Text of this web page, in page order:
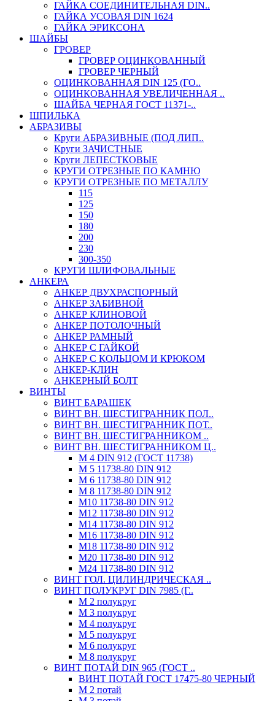
ГАЙКА СОЕДИНИТЕЛЬНАЯ DIN..
ГАЙКА УСОВАЯ DIN 1624
ГАЙКА ЭРИКСОНА
ШАЙБЫ
ГРОВЕР
ГРОВЕР ОЦИНКОВАННЫЙ
ГРОВЕР ЧЕРНЫЙ
ОЦИНКОВАННАЯ DIN 125 (ГО..
ОЦИНКОВАННАЯ УВЕЛИЧЕННАЯ ..
ШАЙБА ЧЕРНАЯ ГОСТ 11371-..
ШПИЛЬКА
АБРАЗИВЫ
Круги АБРАЗИВНЫЕ (ПОД ЛИП..
Круги ЗАЧИСТНЫЕ
Круги ЛЕПЕСТКОВЫЕ
КРУГИ ОТРЕЗНЫЕ ПО КАМНЮ
КРУГИ ОТРЕЗНЫЕ ПО МЕТАЛЛУ
115
125
150
180
200
230
300-350
КРУГИ ШЛИФОВАЛЬНЫЕ
АНКЕРА
АНКЕР ДВУХРАСПОРНЫЙ
АНКЕР ЗАБИВНОЙ
АНКЕР КЛИНОВОЙ
АНКЕР ПОТОЛОЧНЫЙ
АНКЕР РАМНЫЙ
АНКЕР С ГАЙКОЙ
АНКЕР С КОЛЬЦОМ И КРЮКОМ
АНКЕР-КЛИН
АНКЕРНЫЙ БОЛТ
ВИНТЫ
ВИНТ БАРАШЕК
ВИНТ ВН. ШЕСТИГРАННИК ПОЛ..
ВИНТ ВН. ШЕСТИГРАННИК ПОТ..
ВИНТ ВН. ШЕСТИГРАННИКОМ ..
ВИНТ ВН. ШЕСТИГРАННИКОМ Ц..
М 4 DIN 912 (ГОСТ 11738)
М 5 11738-80 DIN 912
М 6 11738-80 DIN 912
М 8 11738-80 DIN 912
М10 11738-80 DIN 912
М12 11738-80 DIN 912
М14 11738-80 DIN 912
М16 11738-80 DIN 912
М18 11738-80 DIN 912
М20 11738-80 DIN 912
М24 11738-80 DIN 912
ВИНТ ГОЛ. ЦИЛИНДРИЧЕСКАЯ ..
ВИНТ ПОЛУКРУГ DIN 7985 (Г..
М 2 полукруг
М 3 полукруг
М 4 полукруг
М 5 полукруг
М 6 полукруг
М 8 полукруг
ВИНТ ПОТАЙ DIN 965 (ГОСТ ..
ВИНТ ПОТАЙ ГОСТ 17475-80 ЧЕРНЫЙ
М 2 потай